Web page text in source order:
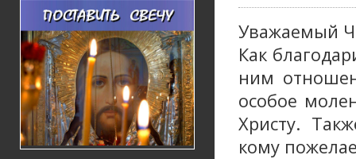
Уважаемый
Как
ним
особое
Христу.
кому